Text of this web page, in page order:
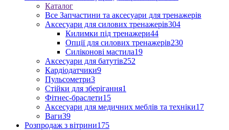
Каталог
Все Запчастини та аксесуари для тренажерів
Аксесуари для силових тренажерів304
Килимки під тренажери44
Опції для силових тренажерів230
Силіконові мастила19
Аксесуари для батутів252
Кардіодатчики9
Пульсометри3
Стійки для зберігання1
Фітнес-браслети15
Аксесуари для медичних меблів та техніки17
Ваги39
Розпродаж з вітрини175